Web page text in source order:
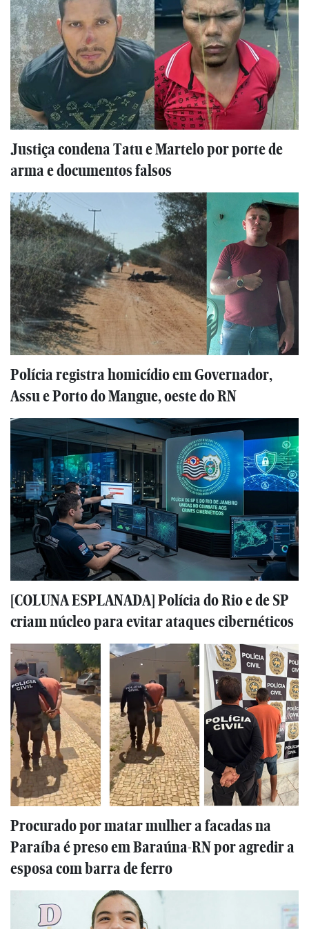
Justiça condena Tatu e Martelo por porte de
arma e documentos falsos
Polícia registra homicídio em Governador,
Assu e Porto do Mangue, oeste do RN
[COLUNA ESPLANADA] Polícia do Rio e de SP
criam núcleo para evitar ataques cibernéticos
Procurado por matar mulher a facadas na
Paraíba é preso em Baraúna-RN por agredir a
esposa com barra de ferro